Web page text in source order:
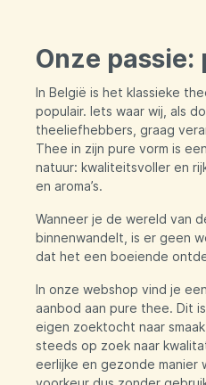
Onze passie:
In België is het klassieke
populair. Iets waar wij, als
theeliefhebbers, graag
Thee in zijn pure vorm is
natuur: kwaliteitsvoller en
en aroma’s.
Wanneer je de wereld van
binnenwandelt, is er geen
dat het een boeiende
In onze webshop vind je
aanbod aan pure thee. Dit
eigen zoektocht naar
steeds op zoek naar
eerlijke en gezonde manier